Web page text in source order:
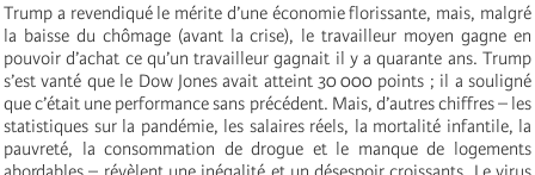
Trump a revendiqué le mérite d’une économie florissante, mais, malgré
la baisse du chômage (avant la crise), le travailleur moyen gagne en
pouvoir d’achat ce qu’un travailleur gagnait il y a quarante ans. Trump
s’est vanté que le Dow Jones avait atteint 30 000 points ; il a souligné
que c’était une performance sans précédent. Mais, d’autres chiffres – les
statistiques sur la pandémie, les salaires réels, la mortalité infantile, la
pauvreté, la consommation de drogue et le manque de logements